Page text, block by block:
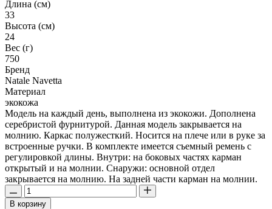
Длина (см)
33
Высота (см)
24
Вес (г)
750
Бренд
Natale Navetta
Материал
экокожа
Модель на каждый день, выполнена из экокожи. Дополнена
серебристой фурнитурой. Данная модель закрывается на
молнию. Каркас полужесткий. Носится на плече или в руке за
встроенные ручки. В комплекте имеется съемный ремень с
регулировкой длины. Внутри: на боковых частях карман
открытый и на молнии. Снаружи: основной отдел
закрывается на молнию. На задней части карман на молнии.
В корзину